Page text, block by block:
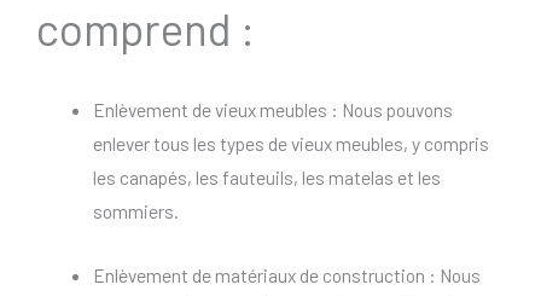
comprend :
Enlèvement de vieux meubles : Nous pouvons
enlever tous les types de vieux meubles, y compris
les canapés, les fauteuils, les matelas et les
sommiers.
Enlèvement de matériaux de construction : Nous